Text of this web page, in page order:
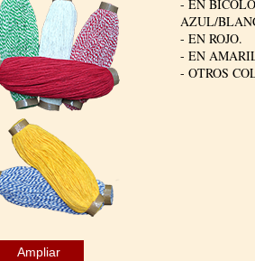
Ampliar
- EN
AZUL/
- EN ROJO.
- EN
- OTROS